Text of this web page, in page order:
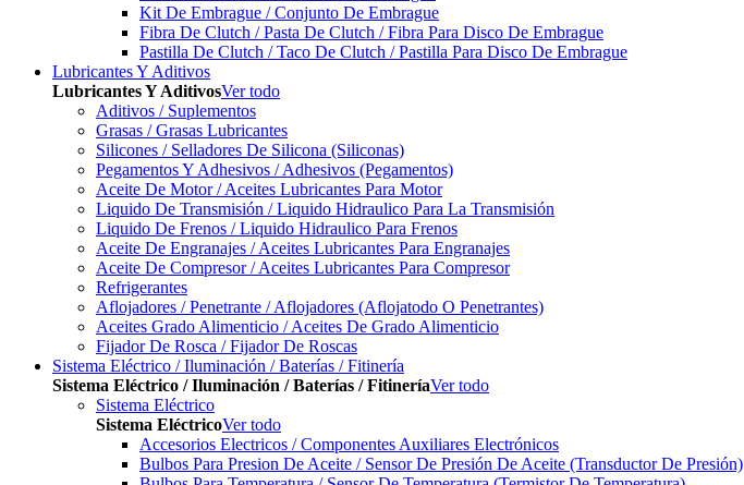
Kit De Embrague / Conjunto De Embrague
Fibra De Clutch / Pasta De Clutch / Fibra Para Disco De Embrague
Pastilla De Clutch / Taco De Clutch / Pastilla Para Disco De Embrague
Lubricantes Y Aditivos
Lubricantes Y AditivosVer todo
Aditivos / Suplementos
Grasas / Grasas Lubricantes
Silicones / Selladores De Silicona (Siliconas)
Pegamentos Y Adhesivos / Adhesivos (Pegamentos)
Aceite De Motor / Aceites Lubricantes Para Motor
Liquido De Transmisión / Liquido Hidraulico Para La Transmisión
Liquido De Frenos / Liquido Hidraulico Para Frenos
Aceite De Engranajes / Aceites Lubricantes Para Engranajes
Aceite De Compresor / Aceites Lubricantes Para Compresor
Refrigerantes
Aflojadores / Penetrante / Aflojadores (Aflojatodo O Penetrantes)
Aceites Grado Alimenticio / Aceites De Grado Alimenticio
Fijador De Rosca / Fijador De Roscas
Sistema Eléctrico / Iluminación / Baterías / Fitinería
Sistema Eléctrico / Iluminación / Baterías / FitineríaVer todo
Sistema Eléctrico
Sistema EléctricoVer todo
Accesorios Electricos / Componentes Auxiliares Electrónicos
Bulbos Para Presion De Aceite / Sensor De Presión De Aceite (Transductor De Presión)